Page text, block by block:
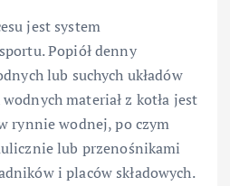
jest system
Popiół denny
lub suchych układów
materiał z kotła jest
rynnie wodnej, po czym
lub przenośnikami
i placów składowych.